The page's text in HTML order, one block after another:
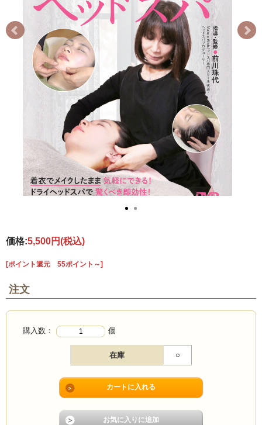
価格:5,500円(税込)
[ポイント還元 55ポイント～]
注文
購入数： 個
在庫 ○